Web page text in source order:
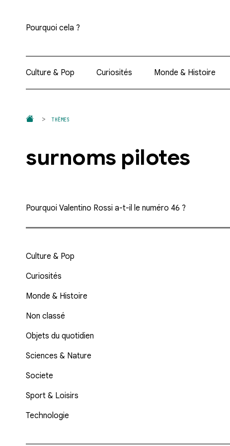
Pourquoi cela ?
Culture & Pop Curiosités Monde & Histoire
THÈMES
surnoms pilotes
Pourquoi Valentino Rossi a-t-il le numéro 46 ?
Culture & Pop
Curiosités
Monde & Histoire
Non classé
Objets du quotidien
Sciences & Nature
Societe
Sport & Loisirs
Technologie